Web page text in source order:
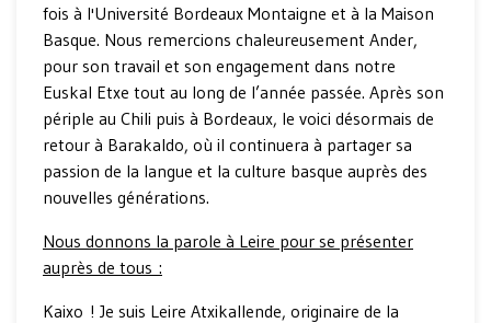
fois à l'Université Bordeaux Montaigne et à la Maison
Basque. Nous remercions chaleureusement Ander,
pour son travail et son engagement dans notre
Euskal Etxe tout au long de l’année passée. Après son
périple au Chili puis à Bordeaux, le voici désormais de
retour à Barakaldo, où il continuera à partager sa
passion de la langue et la culture basque auprès des
nouvelles générations.
Nous donnons la parole à Leire pour se présenter
auprès de tous :
Kaixo ! Je suis Leire Atxikallende, originaire de la